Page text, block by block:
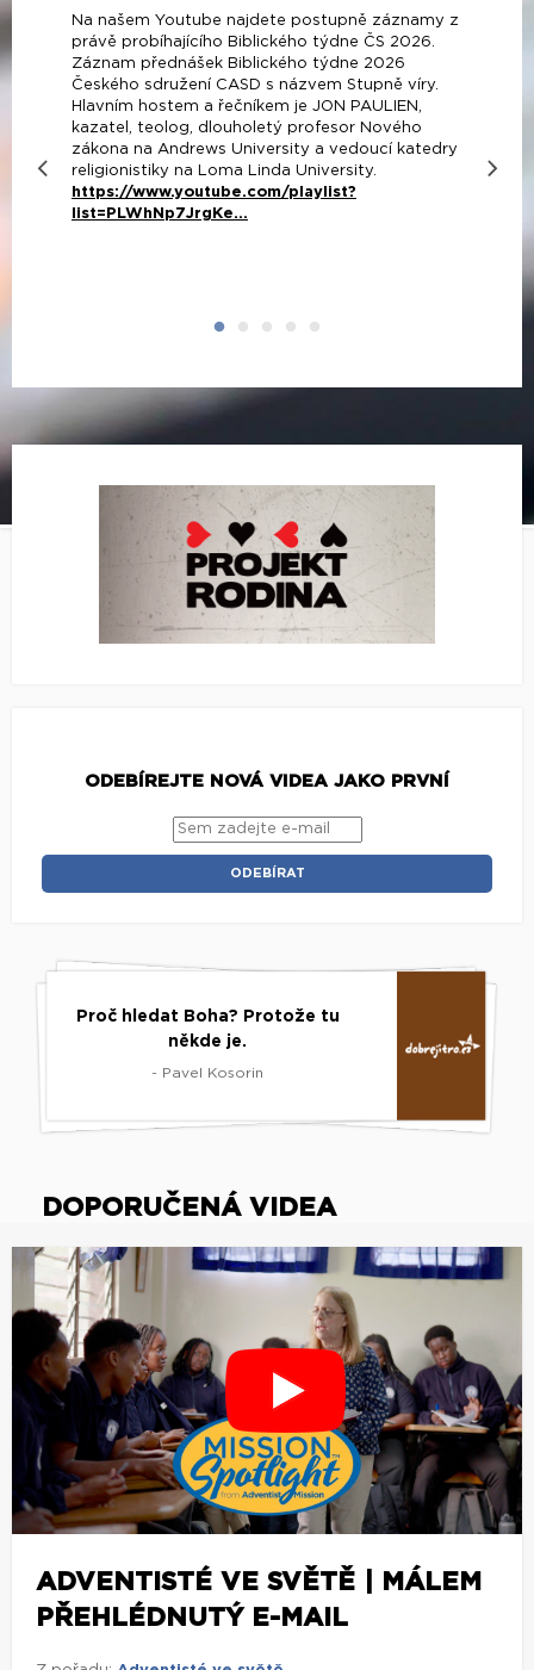
Na našem Youtube najdete postupně záznamy z
právě probíhajícího Biblického týdne ČS 2026.
Záznam přednášek Biblického týdne 2026
Českého sdružení CASD s názvem Stupně víry.
Hlavním hostem a řečníkem je JON PAULIEN,
kazatel, teolog, dlouholetý profesor Nového
zákona na Andrews University a vedoucí katedry
religionistiky na Loma Linda University.
https://www.youtube.com/playlist?
list=PLWhNp7JrgKe...
ODEBÍREJTE NOVÁ VIDEA JAKO PRVNÍ
Proč hledat Boha? Protože tu
někde je.
- Pavel Kosorin
DOPORUČENÁ VIDEA
ADVENTISTÉ VE SVĚTĚ | MÁLEM
PŘEHLÉDNUTÝ E-MAIL